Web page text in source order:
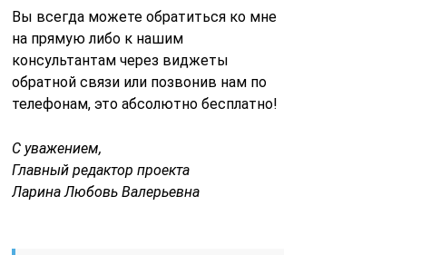
Вы всегда можете обратиться ко мне
на прямую либо к нашим
консультантам через виджеты
обратной связи или позвонив нам по
телефонам, это абсолютно бесплатно!
С уважением,
Главный редактор проекта
Ларина Любовь Валерьевна